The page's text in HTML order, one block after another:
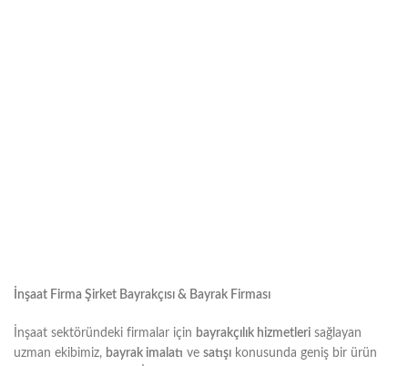
İnşaat Firma Şirket Bayrakçısı & Bayrak Firması
İnşaat sektöründeki firmalar için bayrakçılık hizmetleri sağlayan
uzman ekibimiz, bayrak imalatı ve satışı konusunda geniş bir ürün